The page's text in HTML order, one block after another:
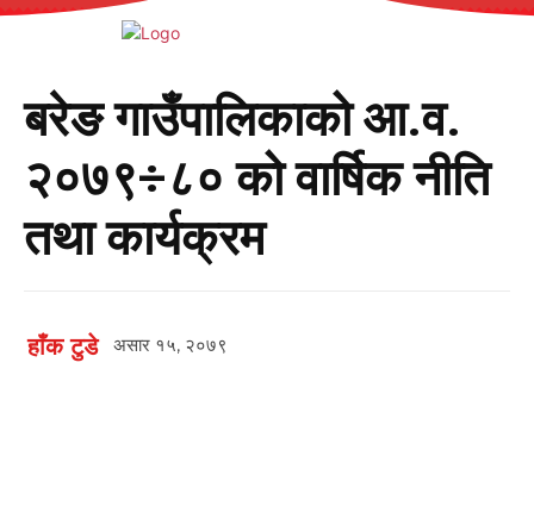
बरेङ गाउँपालिकाको आ.व.
२०७९÷८० को वार्षिक नीति
तथा कार्यक्रम
हाँक टुडे असार १५, २०७९